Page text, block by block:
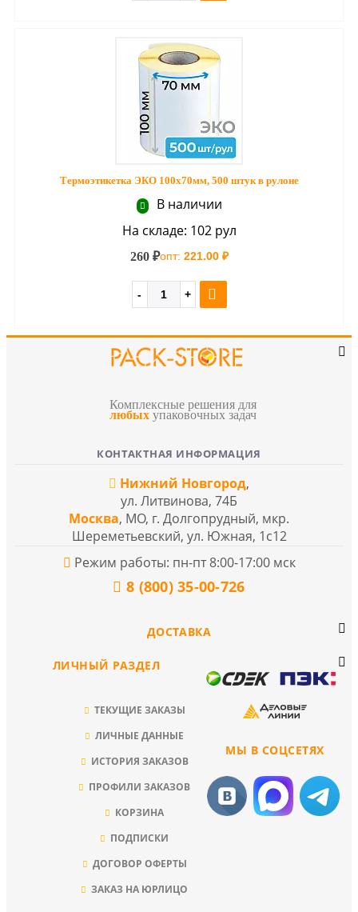
Термоэтикетка ЭКО 100х70мм, 500 штук в рулоне
В наличии
На складе: 102 рул
260 ₽опт: 221.00 ₽
Комплексные решения для
любых упаковочных задач
КОНТАКТНАЯ ИНФОРМАЦИЯ
Нижний Новгород,
ул. Литвинова, 74Б
Москва, МО, г. Долгопрудный, мкр.
Шереметьевский, ул. Южная, 1с12
Режим работы: пн-пт 8:00-17:00 мск
8 (800) 35-00-726
ДОСТАВКА
МЫ В СОЦСЕТЯХ
ЛИЧНЫЙ РАЗДЕЛ
ТЕКУЩИЕ ЗАКАЗЫ
ЛИЧНЫЕ ДАННЫЕ
ИСТОРИЯ ЗАКАЗОВ
ПРОФИЛИ ЗАКАЗОВ
КОРЗИНА
ПОДПИСКИ
ДОГОВОР ОФЕРТЫ
ЗАКАЗ НА ЮРЛИЦО